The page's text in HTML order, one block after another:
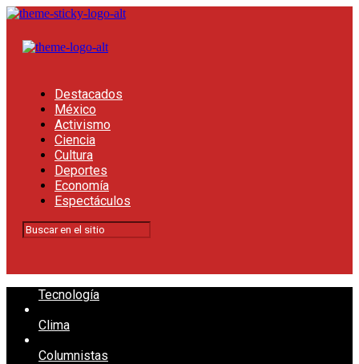
Destacados
México
Activismo
Ciencia
Cultura
Deportes
Economía
Espectáculos
Tecnología
Clima
Columnistas